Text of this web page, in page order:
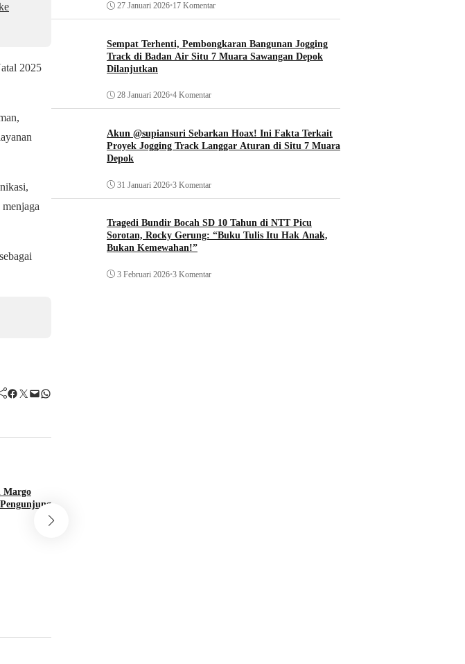
2025
Facebook Twitter Mail WhatsApp
Margo
27 Januari 2026•17 Komentar
Sempat Terhenti, Pembongkaran Bangunan Jogging
Track di Badan Air Situ 7 Muara Sawangan Depok
Dilanjutkan
28 Januari 2026•4 Komentar
Akun @supiansuri Sebarkan Hoax! Ini Fakta Terkait
Proyek Jogging Track Langgar Aturan di Situ 7 Muara
Depok
31 Januari 2026•3 Komentar
Tragedi Bundir Bocah SD 10 Tahun di NTT Picu
Sorotan, Rocky Gerung: “Buku Tulis Itu Hak Anak,
Bukan Kemewahan!”
3 Februari 2026•3 Komentar